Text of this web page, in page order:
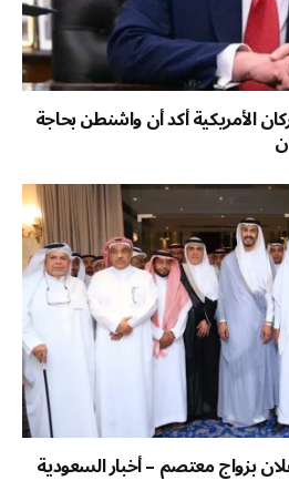
الأمريكية أكد أن واشنطن بحاجة
بزواج معتصم – أخبار السعودية